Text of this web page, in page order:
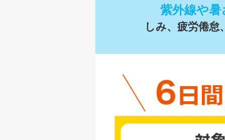
紫外線や
しみ、疲労倦